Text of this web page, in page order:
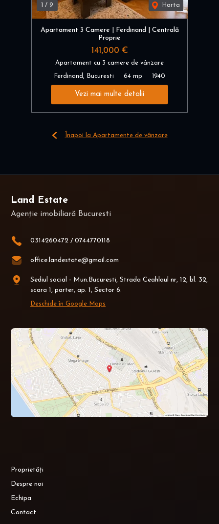
1 / 9 Harta
Apartament 3 Camere | Ferdinand | Centrală
Proprie
141,000 €
Apartament cu 3 camere de vânzare
Ferdinand, Bucuresti 64 mp 1940
Vezi mai multe detalii
Înapoi la Apartamente de vânzare
Land Estate
Agenție imobiliară Bucuresti
0314260472 / 0744770118
office.landestate@gmail.com
Sediul social - Mun.Bucuresti, Strada Ceahlaul nr, 12, bl. 32,
scara 1, parter, ap. 1, Sector 6.
Deschide în Google Maps
Proprietăți
Despre noi
Echipa
Contact